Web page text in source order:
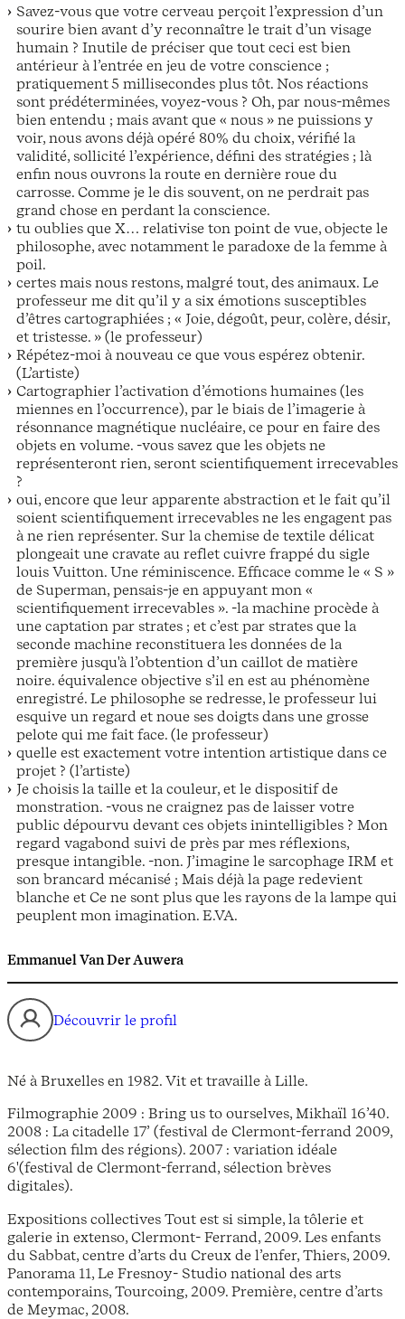
Savez-vous que votre cerveau perçoit l’expression d’un
sourire bien avant d’y reconnaître le trait d’un visage
humain ? Inutile de préciser que tout ceci est bien
antérieur à l’entrée en jeu de votre conscience ;
pratiquement 5 millisecondes plus tôt. Nos réactions
sont prédéterminées, voyez-vous ? Oh, par nous-mêmes
bien entendu ; mais avant que « nous » ne puissions y
voir, nous avons déjà opéré 80% du choix, vérifié la
validité, sollicité l’expérience, défini des stratégies ; là
enfin nous ouvrons la route en dernière roue du
carrosse. Comme je le dis souvent, on ne perdrait pas
grand chose en perdant la conscience.
tu oublies que X… relativise ton point de vue, objecte le
philosophe, avec notamment le paradoxe de la femme à
poil.
certes mais nous restons, malgré tout, des animaux. Le
professeur me dit qu’il y a six émotions susceptibles
d’êtres cartographiées ; « Joie, dégoût, peur, colère, désir,
et tristesse. » (le professeur)
Répétez-moi à nouveau ce que vous espérez obtenir.
(L’artiste)
Cartographier l’activation d’émotions humaines (les
miennes en l’occurrence), par le biais de l’imagerie à
résonnance magnétique nucléaire, ce pour en faire des
objets en volume. -vous savez que les objets ne
représenteront rien, seront scientifiquement irrecevables
?
oui, encore que leur apparente abstraction et le fait qu’il
soient scientifiquement irrecevables ne les engagent pas
à ne rien représenter. Sur la chemise de textile délicat
plongeait une cravate au reflet cuivre frappé du sigle
louis Vuitton. Une réminiscence. Efficace comme le « S »
de Superman, pensais-je en appuyant mon «
scientifiquement irrecevables ». -la machine procède à
une captation par strates ; et c’est par strates que la
seconde machine reconstituera les données de la
première jusqu'à l’obtention d’un caillot de matière
noire. équivalence objective s’il en est au phénomène
enregistré. Le philosophe se redresse, le professeur lui
esquive un regard et noue ses doigts dans une grosse
pelote qui me fait face. (le professeur)
quelle est exactement votre intention artistique dans ce
projet ? (l’artiste)
Je choisis la taille et la couleur, et le dispositif de
monstration. -vous ne craignez pas de laisser votre
public dépourvu devant ces objets inintelligibles ? Mon
regard vagabond suivi de près par mes réflexions,
presque intangible. -non. J’imagine le sarcophage IRM et
son brancard mécanisé ; Mais déjà la page redevient
blanche et Ce ne sont plus que les rayons de la lampe qui
peuplent mon imagination. E.VA.
Emmanuel Van Der Auwera
Découvrir le profil
Né à Bruxelles en 1982. Vit et travaille à Lille.
Filmographie 2009 : Bring us to ourselves, Mikhaïl 16’40.
2008 : La citadelle 17’ (festival de Clermont-ferrand 2009,
sélection film des régions). 2007 : variation idéale
6'(festival de Clermont-ferrand, sélection brèves
digitales).
Expositions collectives Tout est si simple, la tôlerie et
galerie in extenso, Clermont- Ferrand, 2009. Les enfants
du Sabbat, centre d’arts du Creux de l’enfer, Thiers, 2009.
Panorama 11, Le Fresnoy- Studio national des arts
contemporains, Tourcoing, 2009. Première, centre d’arts
de Meymac, 2008.